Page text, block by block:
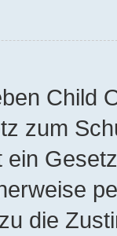
Child
zum
die